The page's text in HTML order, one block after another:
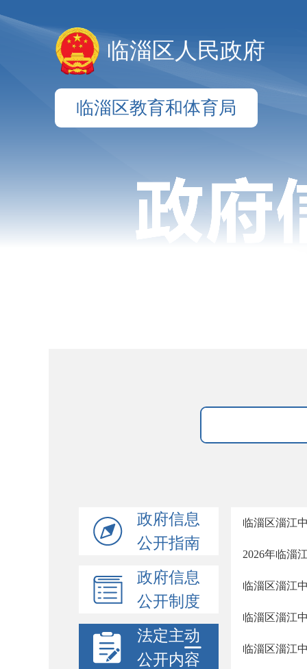
临淄区人民政府
临淄区教育和体育局
政府信息
公开指南
政府信息
公开制度
法定主动
公开内容
临淄区淄江
2026年临淄
临淄区淄江
临淄区淄江
临淄区淄江